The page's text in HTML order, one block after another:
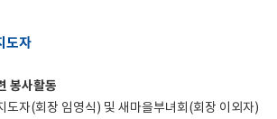
게 더불어 살아가는 아름다운 미풍양속을 되새기
처님오
우이웃들을 찾아 위문품을 전달하여 부처님의 자
고 있어 주위를 훈훈하게 하고 있다.
도자
봉사활동
도자(회장 임영식) 및 새마을부녀회(회장 이외자)